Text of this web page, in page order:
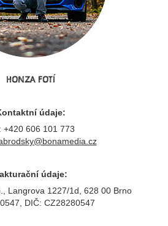
HONZA FOTÍ
údaje:
+420 606 101 773
údaje:
Langrova 1227/1d, 628 00 Brno
DIČ: CZ28280547